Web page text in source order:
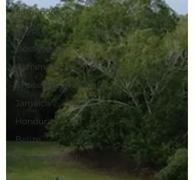
Singapore
Egypte
Oostenrijk
Bahama's
Cruisebestemmingen
Jamaica
Honduras
Belize
Cayman Island